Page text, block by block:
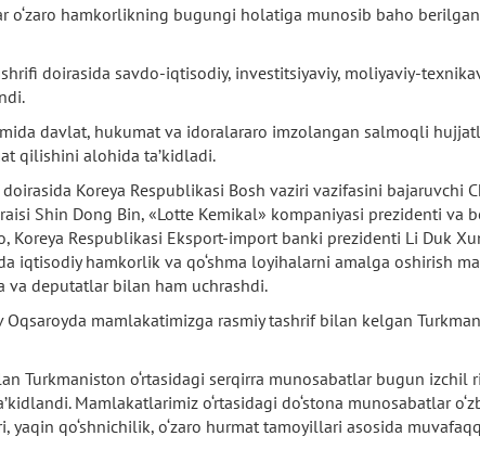
o‘zaro hamkorlikning bugungi holatiga munosib baho
doirasida savdo-iqtisodiy, investitsiyaviy, moliyaviy-
davlat, hukumat va idoralararo imzolangan salmoqli
qilishini alohida ta’kidladi.
Koreya Respublikasi Bosh vaziri vazifasini bajaruvchi
Shin Dong Bin, «Lotte Kemikal» kompaniyasi prezidenti va
Koreya Respublikasi Eksport-import banki prezidenti Li Duk
iqtisodiy hamkorlik va qo‘shma loyihalarni amalga oshirish
va deputatlar bilan ham uchrashdi.
mamlakatimizga rasmiy tashrif bilan kelgan
Turkmaniston o‘rtasidagi serqirra munosabatlar bugun
Mamlakatlarimiz o‘rtasidagi do‘stona munosabatlar
yaqin qo‘shnichilik, o‘zaro hurmat tamoyillari asosida